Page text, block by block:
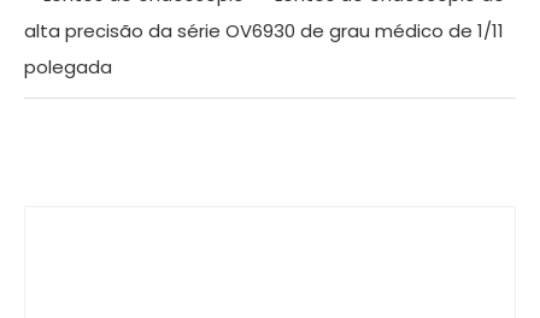
alta precisão da série OV6930 de grau médico de 1/11
polegada